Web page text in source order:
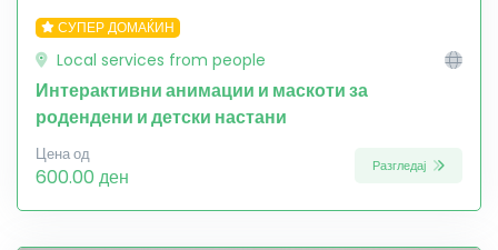
СУПЕР ДОМАЌИН
Local services from people
Интерактивни анимации и маскоти за
родендени и детски настани
Цена од
600.00 ден Разгледај